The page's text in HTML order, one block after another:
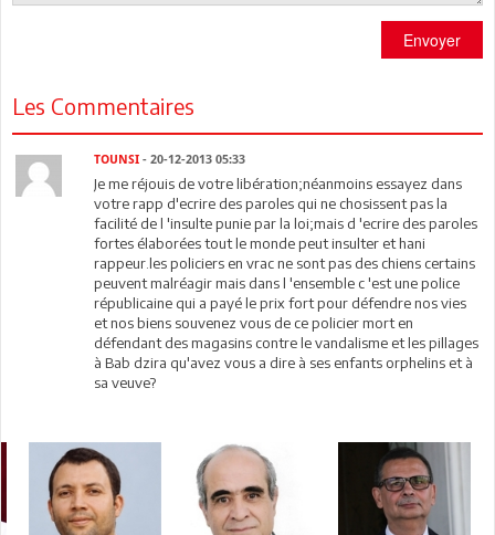
Envoyer
Les Commentaires
TOUNSI - 20-12-2013 05:33
Je me réjouis de votre libération;néanmoins essayez dans
votre rapp d'ecrire des paroles qui ne chosissent pas la
facilité de l 'insulte punie par la loi;mais d 'ecrire des paroles
fortes élaborées tout le monde peut insulter et hani
rappeur.les policiers en vrac ne sont pas des chiens certains
peuvent malréagir mais dans l 'ensemble c 'est une police
républicaine qui a payé le prix fort pour défendre nos vies
et nos biens souvenez vous de ce policier mort en
défendant des magasins contre le vandalisme et les pillages
à Bab dzira qu'avez vous a dire à ses enfants orphelins et à
sa veuve?